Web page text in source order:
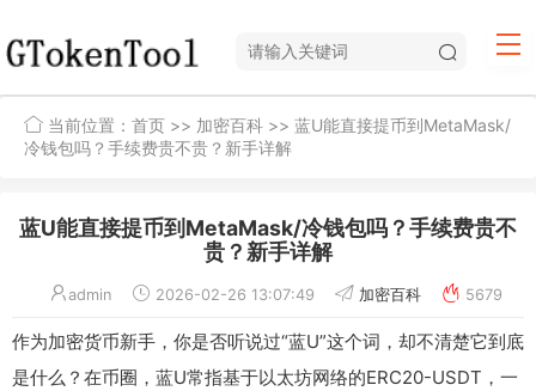
当前位置： 首页 >> 加密百科 >> 蓝U能直接提币到MetaMask/
冷钱包吗？手续费贵不贵？新手详解
蓝U能直接提币到MetaMask/冷钱包吗？手续费贵不
贵？新手详解
admin 2026-02-26 13:07:49 加密百科 5679
作为加密货币新手，你是否听说过“蓝U”这个词，却不清楚它到底
是什么？在币圈，蓝U常指基于以太坊网络的ERC20-USDT，一